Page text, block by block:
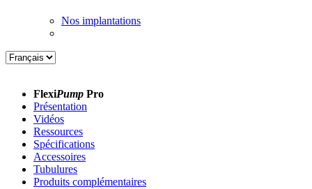
Nos implantations
FlexiPump Pro
Présentation
Vidéos
Ressources
Spécifications
Accessoires
Tubulures
Produits complémentaires